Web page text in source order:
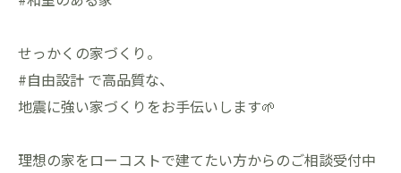
せっかくの家づくり。
#自由設計 で高品質な、
地震に強い家づくりをお手伝いします🌱
理想の家をローコストで建てたい方からのご相談受付中